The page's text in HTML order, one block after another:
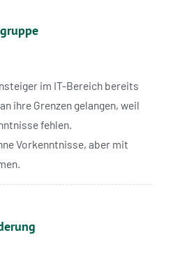
im IT-Bereich bereits
ihre Grenzen gelangen, weil
fehlen.
Vorkenntnisse, aber mit